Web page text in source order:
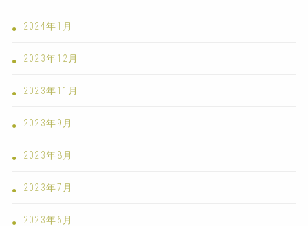
2024年1月
2023年12月
2023年11月
2023年9月
2023年8月
2023年7月
2023年6月